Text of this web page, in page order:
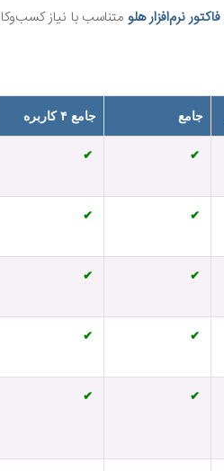
فاکتورنرم‌افزار هلو متناسب با نیاز
جامع جامع ۴ کاربره
✔
✔
✔
✔
✔
✔
✔
✔
✔
✔